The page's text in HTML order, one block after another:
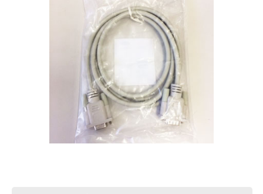
お客様サポート
会社情報